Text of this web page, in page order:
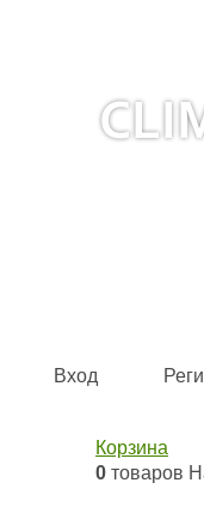
Вход
Корзина
0 товаров